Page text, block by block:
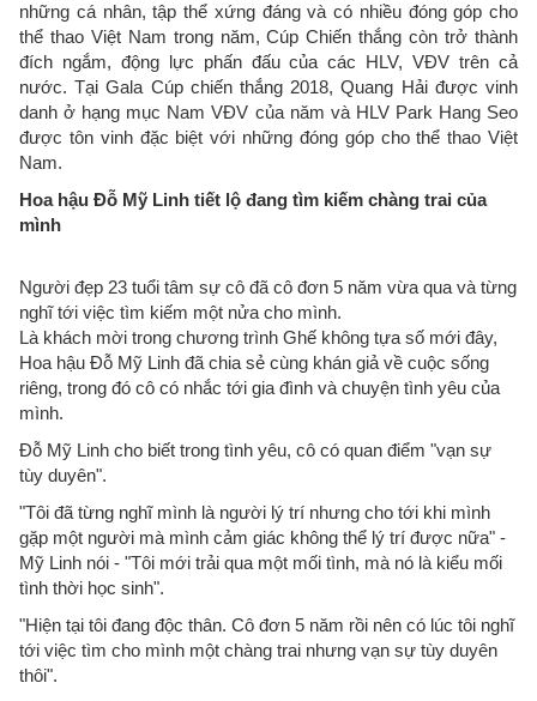
những cá nhân, tập thể xứng đáng và có nhiều đóng góp cho
thể thao Việt Nam trong năm, Cúp Chiến thắng còn trở thành
đích ngắm, động lực phấn đấu của các HLV, VĐV trên cả
nước. Tại Gala Cúp chiến thắng 2018, Quang Hải được vinh
danh ở hạng mục Nam VĐV của năm và HLV Park Hang Seo
được tôn vinh đặc biệt với những đóng góp cho thể thao Việt
Nam.
Hoa hậu Đỗ Mỹ Linh tiết lộ đang tìm kiếm chàng trai của
mình
Người đẹp 23 tuổi tâm sự cô đã cô đơn 5 năm vừa qua và từng
nghĩ tới việc tìm kiếm một nửa cho mình.
Là khách mời trong chương trình Ghế không tựa số mới đây,
Hoa hậu Đỗ Mỹ Linh đã chia sẻ cùng khán giả về cuộc sống
riêng, trong đó cô có nhắc tới gia đình và chuyện tình yêu của
mình.
Đỗ Mỹ Linh cho biết trong tình yêu, cô có quan điểm "vạn sự
tùy duyên".
"Tôi đã từng nghĩ mình là người lý trí nhưng cho tới khi mình
gặp một người mà mình cảm giác không thể lý trí được nữa" -
Mỹ Linh nói - "Tôi mới trải qua một mối tình, mà nó là kiểu mối
tình thời học sinh".
"Hiện tại tôi đang độc thân. Cô đơn 5 năm rồi nên có lúc tôi nghĩ
tới việc tìm cho mình một chàng trai nhưng vạn sự tùy duyên
thôi".